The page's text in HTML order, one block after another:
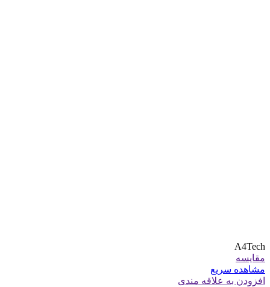
A4Tech
مقایسه
مشاهده سریع
افزودن به علاقه مندی